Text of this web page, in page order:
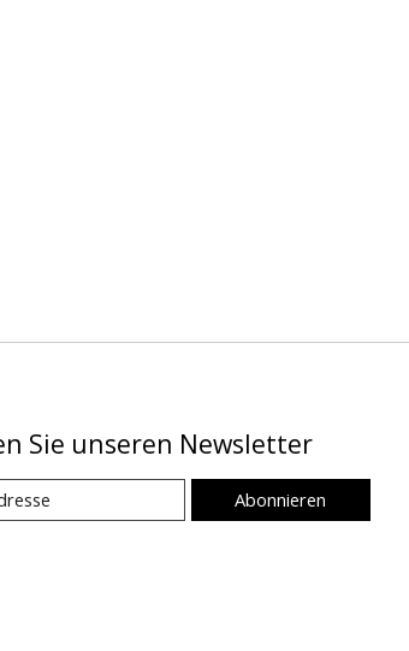
Sie unseren Newsletter
Abonnieren